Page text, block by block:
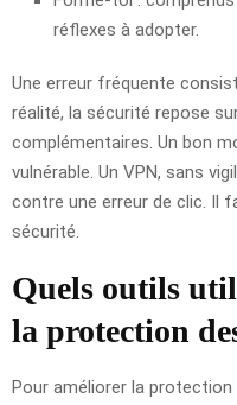
réflexes à adopter.
Une erreur fréquente
réalité, la sécurité repose
complémentaires. Un bon
vulnérable. Un VPN, sans
contre une erreur de clic. Il
sécurité.
Quels outils
la protection
Pour améliorer la